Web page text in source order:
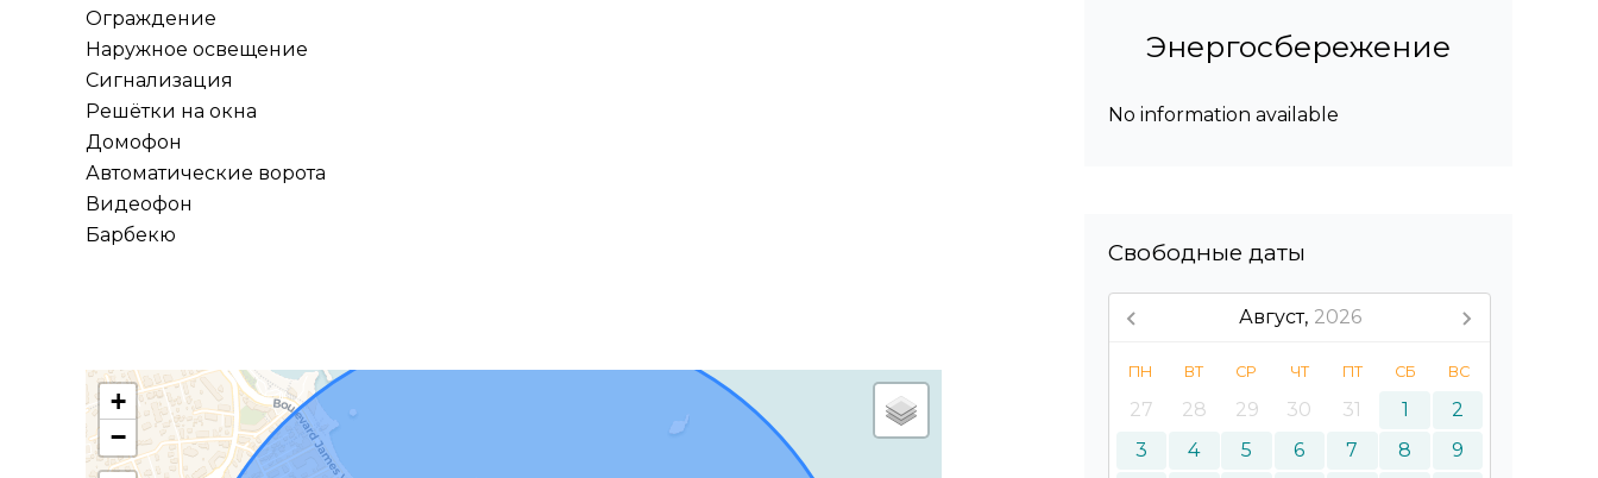
Ограждение
Наружное освещение
Сигнализация
Решётки на окна
Домофон
Автоматические ворота
Видеофон
Барбекю
+
−
Энергосбережение
No information available
Свободные даты
Август, 2026
ПН ВТ СР ЧТ ПТ СБ ВС
27 28 29 30 31 1
2
3
4 5 6 7 8
9